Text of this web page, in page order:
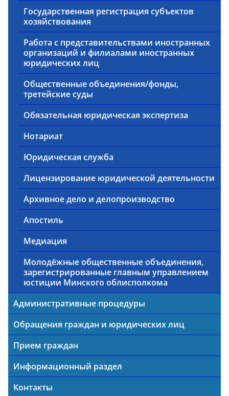
Государственная регистрация субъектов
хозяйствования
Работа с представительствами иностранных
организаций и филиалами иностранных
юридических лиц
Общественные объединения/фонды,
третейские суды
Обязательная юридическая экспертиза
Нотариат
Юридическая служба
Лицензирование юридической деятельности
Архивное дело и делопроизводство
Апостиль
Медиация
Молодёжные общественные объединения,
зарегистрированные главным управлением
юстиции Минского облисполкома
Административные процедуры
Обращения граждан и юридических лиц
Прием граждан
Информационный раздел
Контакты